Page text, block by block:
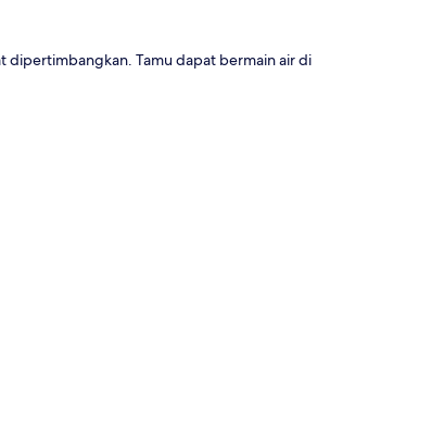
dipertimbangkan. Tamu dapat bermain air di